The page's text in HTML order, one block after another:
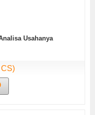
Usahanya